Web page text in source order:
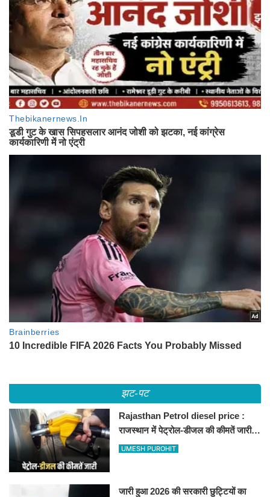
झट-पट
Rajasthan Petrol diesel price :
राजस्थान में पेट्रोल-डीजल की कीमतें जारी,
जानिए बीकानेर समेत पुरे प्रदेश में नए रेट
UMESH PUROHIT
जारी हुआ 2026 की सरकारी छुट्टियों का